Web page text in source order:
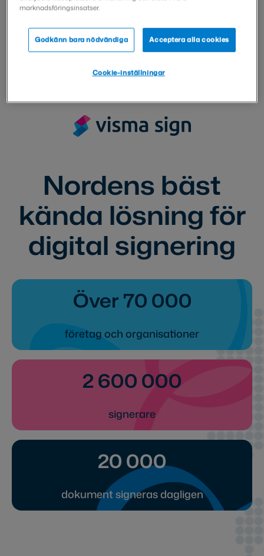
Nordens bäst
kända lösning för
digital signering
Över 70 000
företag och organisationer
2 600 000
signerare
20 000
dokument signeras dagligen
marknadsföringsinsatser.
Godkänn bara nödvändiga Acceptera alla cookies
Cookie-inställningar